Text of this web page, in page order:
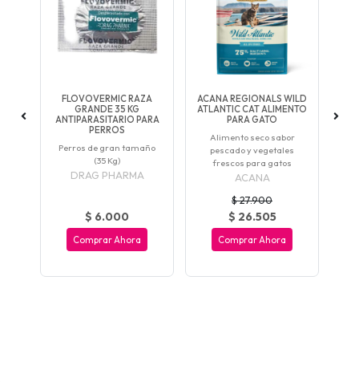
FLOVOVERMIC RAZA
GRANDE 35 KG
ANTIPARASITARIO PARA
PERROS
Perros de gran tamaño
(35 Kg)
DRAG PHARMA
$ 6.000
Comprar Ahora
ACANA REGIONALS WILD
ATLANTIC CAT ALIMENTO
PARA GATO
Alimento seco sabor
pescado y vegetales
frescos para gatos
ACANA
$ 27.900
$ 26.505
Comprar Ahora